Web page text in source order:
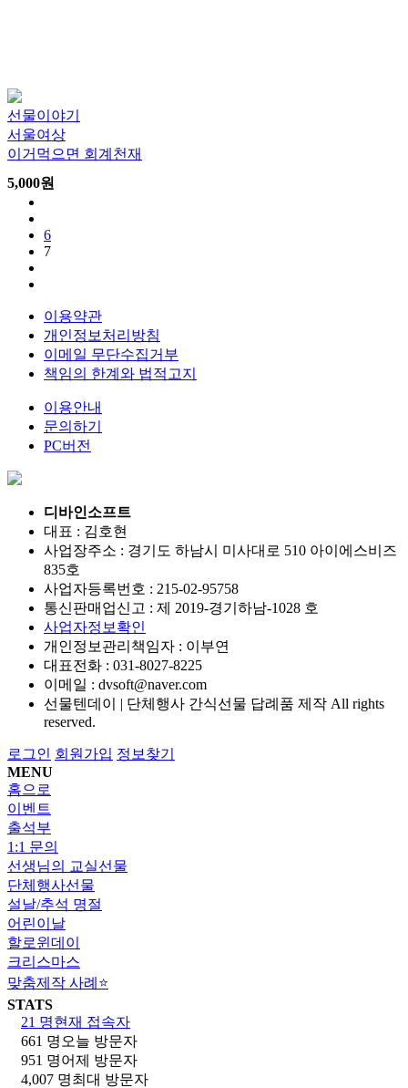
선물이야기
서울여상
이거먹으면 회계천재
5,000원
6
7
이용약관
개인정보처리방침
이메일 무단수집거부
책임의 한계와 법적고지
이용안내
문의하기
PC버전
디바인소프트
대표 : 김호현
사업장주소 : 경기도 하남시 미사대로 510 아이에스비즈
835호
사업자등록번호 : 215-02-95758
통신판매업신고 : 제 2019-경기하남-1028 호
사업자정보확인
개인정보관리책임자 : 이부연
대표전화 : 031-8027-8225
이메일 : dvsoft@naver.com
선물텐데이 | 단체행사 간식선물 답례품 제작 All rights
reserved.
로그인 회원가입 정보찾기
MENU
홈으로
이벤트
출석부
1:1 문의
선생님의 교실선물
단체행사선물
설날/추석 명절
어린이날
할로윈데이
크리스마스
맞춤제작 사례⭐
STATS
21 명현재 접속자
661 명 오늘 방문자
951 명어제 방문자
4,007 명최대 방문자